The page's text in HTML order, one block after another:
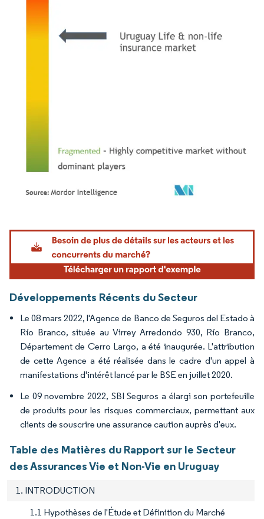
Image © Mordor Intelligence. La réutilisation nécessite une attribution sous CC BY
Développements Récents du Secteur
Le 08 mars 2022, l'Agence de Banco de Seguros del Estado à
Río Branco, située au Virrey Arredondo 930, Río Branco,
Département de Cerro Largo, a été inaugurée. L'attribution
de cette Agence a été réalisée dans le cadre d'un appel à
manifestations d'intérêt lancé par le BSE en juillet 2020.
Le 09 novembre 2022, SBI Seguros a élargi son portefeuille
de produits pour les risques commerciaux, permettant aux
clients de souscrire une assurance caution auprès d'eux.
Table des Matières du Rapport sur le Secteur
des Assurances Vie et Non-Vie en Uruguay
1. INTRODUCTION
1.1 Hypothèses de l'Étude et Définition du Marché